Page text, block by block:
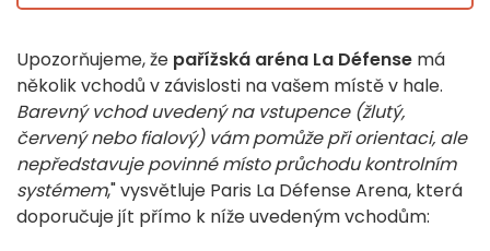
Upozorňujeme, že pařížská aréna La Défense má
několik vchodů v závislosti na vašem místě v hale.
Barevný vchod uvedený na vstupence (žlutý,
červený nebo fialový) vám pomůže při orientaci, ale
nepředstavuje povinné místo průchodu kontrolním
systémem," vysvětluje Paris La Défense Arena, která
doporučuje jít přímo k níže uvedeným vchodům: